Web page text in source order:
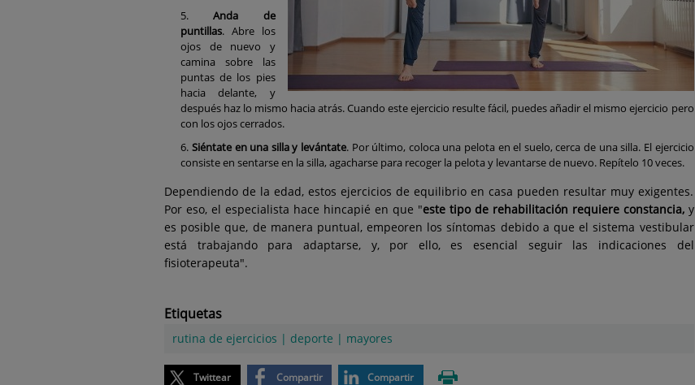
Anda de
puntillas. Abre los
ojos de nuevo y
camina sobre las
puntas de los pies
hacia delante, y
después haz lo mismo hacia atrás. Cuando este ejercicio resulte fácil, puedes añadir el mismo ejercicio pero
con los ojos cerrados.
Siéntate en una silla y levántate. Por último, coloca una pelota en el suelo, cerca de una silla. El ejercicio
consiste en sentarse en la silla, agacharse para recoger la pelota y levantarse de nuevo. Repítelo 10 veces.
Dependiendo de la edad, estos ejercicios de equilibrio en casa pueden resultar muy exigentes.
Por eso, el especialista hace hincapié en que "este tipo de rehabilitación requiere constancia,y
es posible que, de manera puntual, empeoren los síntomas debido a que el sistema vestibular
está trabajando para adaptarse, y, por ello, es esencial seguir las indicaciones del
fisioterapeuta".
Etiquetas
rutina de ejercicios | deporte | mayores
Twittear Compartir Compartir